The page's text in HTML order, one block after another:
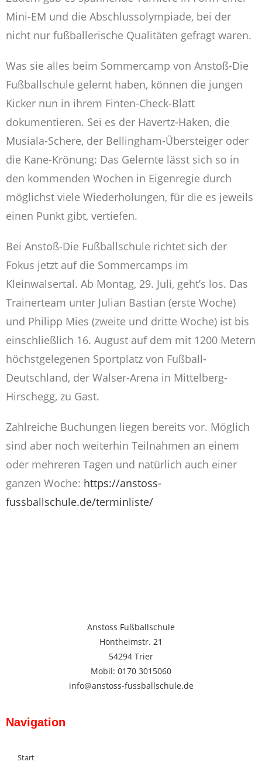
Mini-EM und die Abschlussolympiade, bei der
nicht nur fußballerische Qualitäten gefragt waren.
Was sie alles beim Sommercamp von Anstoß-Die
Fußballschule gelernt haben, können die jungen
Kicker nun in ihrem Finten-Check-Blatt
dokumentieren. Sei es der Havertz-Haken, die
Musiala-Schere, der Bellingham-Übersteiger oder
die Kane-Krönung: Das Gelernte lässt sich so in
den kommenden Wochen in Eigenregie durch
möglichst viele Wiederholungen, für die es jeweils
einen Punkt gibt, vertiefen.
Bei Anstoß-Die Fußballschule richtet sich der
Fokus jetzt auf die Sommercamps im
Kleinwalsertal. Ab Montag, 29. Juli, geht’s los. Das
Trainerteam unter Julian Bastian (erste Woche)
und Philipp Mies (zweite und dritte Woche) ist bis
einschließlich 16. August auf dem mit 1200 Metern
höchstgelegenen Sportplatz von Fußball-
Deutschland, der Walser-Arena in Mittelberg-
Hirschegg, zu Gast.
Zahlreiche Buchungen liegen bereits vor. Möglich
sind aber noch weiterhin Teilnahmen an einem
oder mehreren Tagen und natürlich auch einer
ganzen Woche: https://anstoss-
fussballschule.de/terminliste/
Anstoss Fußballschule
Hontheimstr. 21
54294 Trier
Mobil: 0170 3015060
info@anstoss-fussballschule.de
Navigation
Start